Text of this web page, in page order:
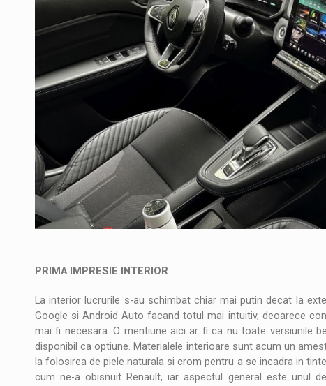
PRIMA IMPRESIE INTERIOR
La interior lucrurile s-au schimbat chiar mai putin decat la
Google si Android Auto facand totul mai intuitiv, deoarece
mai fi necesara. O mentiune aici ar fi ca nu toate versiunile
disponibil ca optiune. Materialele interioare sunt acum un
la folosirea de piele naturala si crom pentru a se incadra in
cum ne-a obisnuit Renault, iar aspectul general este unul